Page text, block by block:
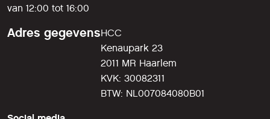
van 12:00 tot 16:00
Adres gegevensHCC
Kenaupark 23
2011 MR Haarlem
KVK: 30082311
BTW: NL007084080B01